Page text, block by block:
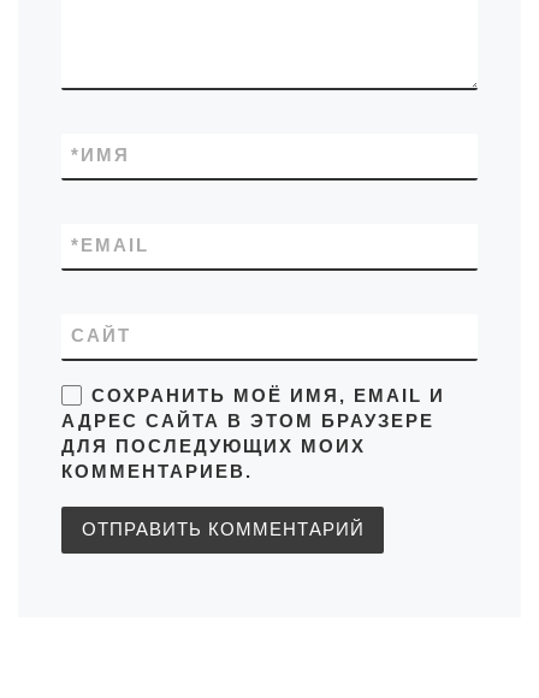
ИМЯ
*
EMAIL
*
САЙТ
СОХРАНИТЬ МОЁ ИМЯ, EMAIL И
АДРЕС САЙТА В ЭТОМ БРАУЗЕРЕ
ДЛЯ ПОСЛЕДУЮЩИХ МОИХ
КОММЕНТАРИЕВ.